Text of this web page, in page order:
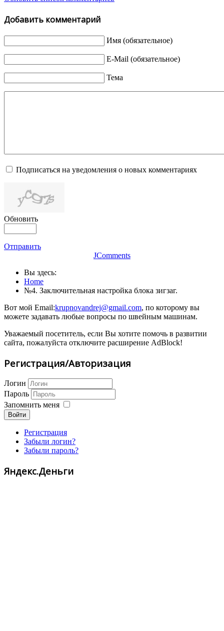
Добавить комментарий
Имя (обязательное)
E-Mail (обязательное)
Тема
Подписаться на уведомления о новых комментариях
Обновить
Отправить
JComments
Вы здесь:
Home
№4. Заключительная настройка блока зигзаг.
Вот мой Email:krupnovandrej@gmail.com, по которому вы
можете задавать любые вопросы по швейным машинам.
Уважаемый посетитель, если Вы хотите помочь в развитии
сайта, пожалуйста отключите расширение AdBlock!
Регистрация/Авторизация
Логин
Пароль
Запомнить меня
Войти
Регистрация
Забыли логин?
Забыли пароль?
Яндекс.Деньги